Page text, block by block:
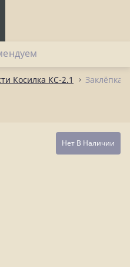
Косилка КС-2.1 Заклёпка
Нет В Наличии